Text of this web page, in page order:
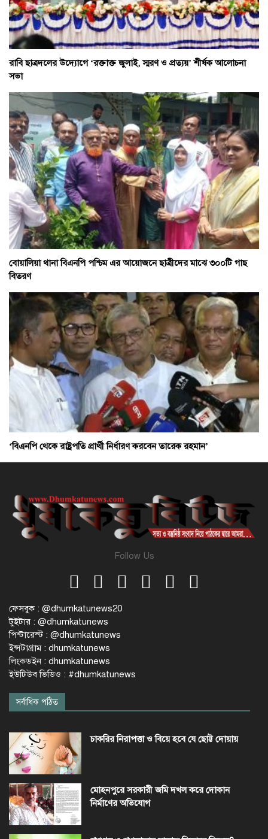
রাবি ছাত্রদলের উদ্যোগে ‘রক্তাক্ত জুলাই, স্মরণ ও প্রত্যয়’ শীর্ষক আলোচনা
সভা
বোয়ালিয়া থানা বিএনপি পশ্চিম এর আয়োজনে ছাত্রীদের মাঝে ৩০০টি গাছ
বিতরণ
‘বিএনপি থেকে রাষ্ট্রপতি প্রার্থী নির্ধারণ করবেন তারেক রহমান’
Follow Us
ফেসবুক : @dhumkatunews20
টুইটার : @dhumkatunews
পিন্টারেস্ট : @dhumkatunews
ইন্সটাগ্রাম : dhumkatunews
লিংকডইন : dhumkatunews
ইউটিউব ভিডিও : #dhumkatunews
সর্বাধিক পঠিত
চাকরির নিরাপত্তা ও বিয়ে হবে যে ছোট্ট দোয়ায়
মোহনপুরে সরকারী জমি দখল করে দোকান
নির্মাণের অভিযোগ